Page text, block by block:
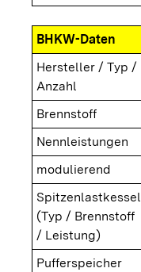
BHKW-Daten
Hersteller / Typ /
Anzahl
Brennstoff
Nennleistungen
modulierend
Spitzenlastkessel
(Typ / Brennstoff
/ Leistung)
Pufferspeicher